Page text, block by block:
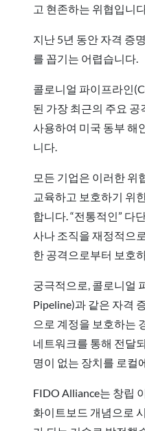
고 현존하는 위협입니
지난 5년 동안 자격 증
를 꼽기는 어렵습니다.
콜로니얼 파이프라인
된 가장 최근의 주요 공
사용하여 미국 동부 해
니다.
모든 기업은 이러한 위
교육하고 보호하기 위
합니다. “전통적인” 다
사나 조직을 재정적으
한 공격으로부터 보호
궁극적으로, 콜로니얼
Pipeline)과 같은 자격
으로 계정을 보호하는
네트워크를 통해 전달
명이 없는 장치를 로컬
FIDO Alliance는 창립
화이트보드 개념으로